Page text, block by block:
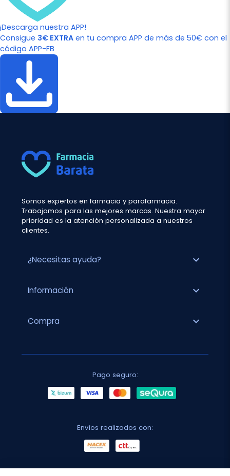
¡Descarga nuestra APP!
Consigue 3€ EXTRA en tu compra APP de más de 50€ con el
código APP-FB
Somos expertos en farmacia y parafarmacia.
Trabajamos para las mejores marcas. Nuestra mayor
prioridad es la atención personalizada a nuestros
clientes.
¿Necesitas ayuda? expand_more
Información expand_more
Compra expand_more
Pago seguro:
Envíos realizados con: